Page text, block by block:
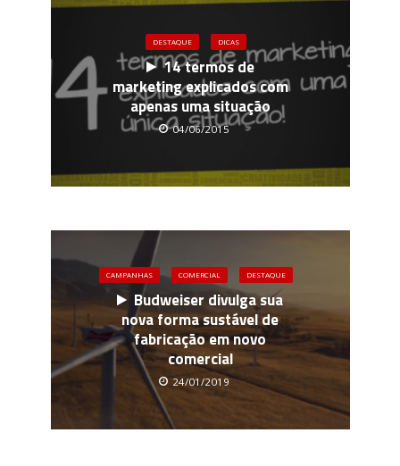
DESTAQUE DICAS
14 termos de
marketing explicados com
apenas uma situação
04/06/2015
CAMPANHAS COMERCIAL DESTAQUE
Budweiser divulga sua
nova forma sustável de
fabricação em novo
comercial
24/01/2019